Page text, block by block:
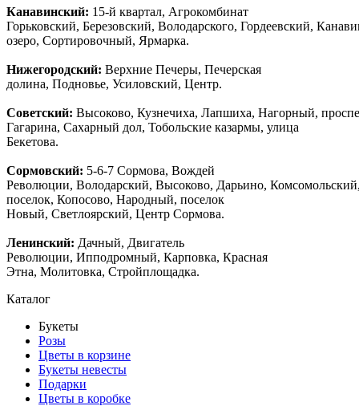
Канавинский: 15-й квартал, Агрокомбинат
Горьковский, Березовский, Володарского, Гордеевский,
озеро, Сортировочный, Ярмарка.
Нижегородский: Верхние Печеры, Печерская
долина, Подновье, Усиловский, Центр.
Советский: Высоково, Кузнечиха, Лапшиха, Нагорный,
Гагарина, Сахарный дол, Тобольские казармы, улица
Бекетова.
Сормовский: 5-6-7 Сормова, Вождей
Революции, Володарский, Высоково, Дарьино,
поселок, Копосово, Народный, поселок
Новый, Светлоярский, Центр Сормова.
Ленинский: Дачный, Двигатель
Революции, Ипподромный, Карповка, Красная
Этна, Молитовка, Стройплощадка.
Каталог
Букеты
Розы
Цветы в корзине
Букеты невесты
Подарки
Цветы в коробке